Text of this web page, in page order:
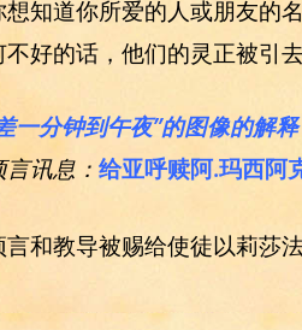
知道你所爱的人或朋友的
好的话，他们的灵正被引去
一分钟到午夜”的图像的解释
言讯息：给亚呼赎阿.玛西阿
和教导被赐给使徒以莉莎法